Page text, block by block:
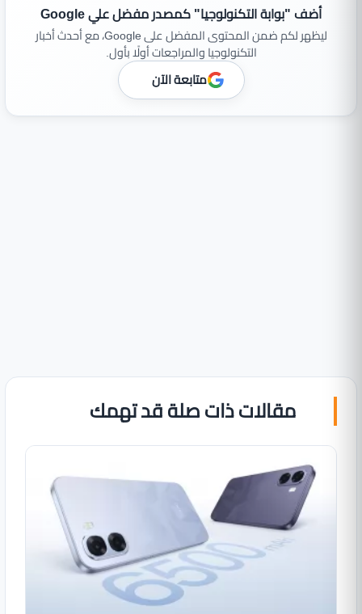
أضف "بوابة التكنولوجيا" كمصدر مفضل علي Google
ليظهر لكم ضمن المحتوى المفضل على Google، مع أحدث أخبار
التكنولوجيا والمراجعات أولًا بأول.
متابعة الآن
مقالات ذات صلة قد تهمك